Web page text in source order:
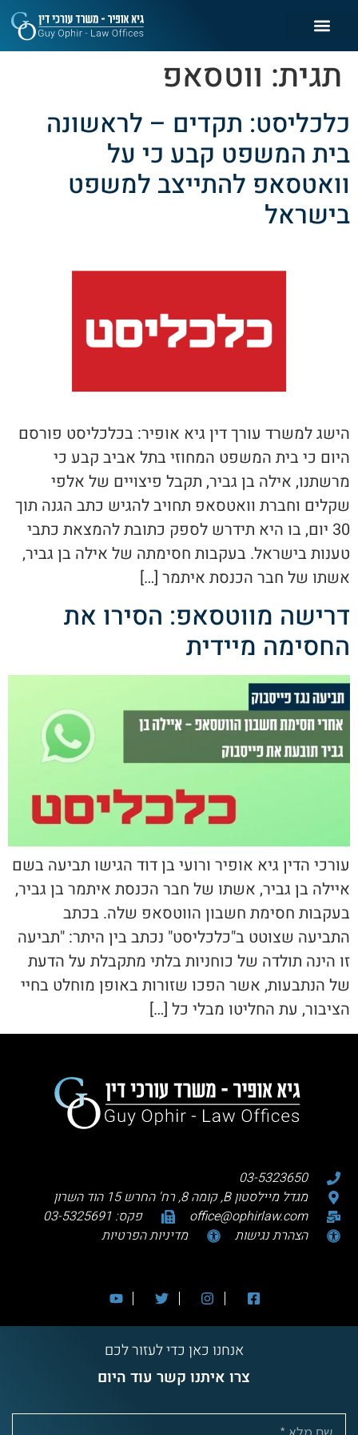
תגית: ווטסאפ
כלכליסט: תקדים – לראשונה
בית המשפט קבע כי על
וואטסאפ להתייצב למשפט
בישראל
הישג למשרד עורך דין גיא אופיר: בכלכליסט פורסם
היום כי בית המשפט המחוזי בתל אביב קבע כי
מרשתנו, אילה בן גביר, תקבל פיצויים של אלפי
שקלים וחברת וואטסאפ תחויב להגיש כתב הגנה תוך
30 יום, בו היא תידרש לספק כתובת להמצאת כתבי
טענות בישראל. בעקבות חסימתה של אילה בן גביר,
אשתו של חבר הכנסת איתמר […]
דרישה מווטסאפ: הסירו את
החסימה מיידית
עורכי הדין גיא אופיר ורועי בן דוד הגישו תביעה בשם
איילה בן גביר, אשתו של חבר הכנסת איתמר בן גביר,
בעקבות חסימת חשבון הווטסאפ שלה. בכתב
התביעה שצוטט ב"כלכליסט" נכתב בין היתר: "תביעה
זו הינה תולדה של כוחניות בלתי מתקבלת על הדעת
של הנתבעות, אשר הפכו שזורות באופן מוחלט בחיי
הציבור, עת החליטו מבלי כל […]
03-5323650
מגדל מיילסטון B, קומה 8, רח' החרש 15 הוד השרון
office@ophirlaw.com
פקס: 03-5325691
הצהרת נגישות
מדיניות הפרטיות
אנחנו כאן כדי לעזור לכם
צרו איתנו קשר עוד היום